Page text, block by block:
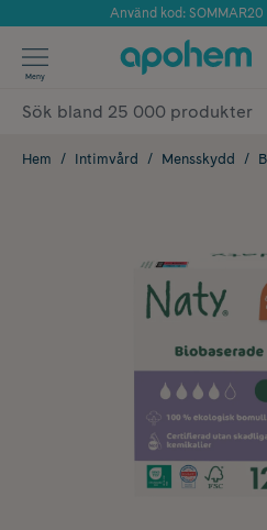
Årets Butik 2025
Använd kod:
✓ Fri frakt
✓ Poäng på
Meny
Hem Intimvård Mensskydd